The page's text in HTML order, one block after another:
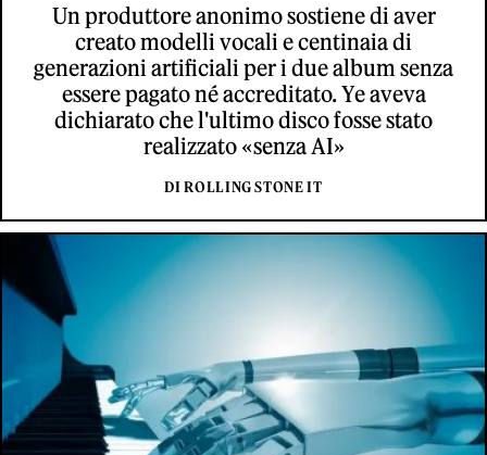
Un produttore anonimo sostiene di aver
creato modelli vocali e centinaia di
generazioni artificiali per i due album senza
essere pagato né accreditato. Ye aveva
dichiarato che l'ultimo disco fosse stato
realizzato «senza AI»
DI ROLLING STONE IT